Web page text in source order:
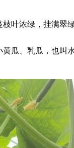
叶浓绿，挂满翠
瓜、乳瓜，也叫